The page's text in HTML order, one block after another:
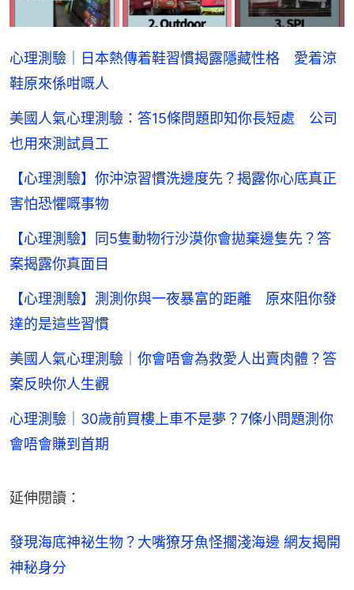
心理測驗｜日本熱傳着鞋習慣揭露隱藏性格 愛着涼
鞋原來係咁嘅人
美國人氣心理測驗：答15條問題即知你長短處 公司
也用來測試員工
【心理測驗】你沖涼習慣洗邊度先？揭露你心底真正
害怕恐懼嘅事物
【心理測驗】同5隻動物行沙漠你會拋棄邊隻先？答
案揭露你真面目
【心理測驗】測測你與一夜暴富的距離 原來阻你發
達的是這些習慣
美國人氣心理測驗｜你會唔會為救愛人出賣肉體？答
案反映你人生觀
心理測驗｜30歲前買樓上車不是夢？7條小問題測你
會唔會賺到首期
延伸閱讀：
發現海底神祕生物？大嘴獠牙魚怪擱淺海邊 網友揭開
神秘身分